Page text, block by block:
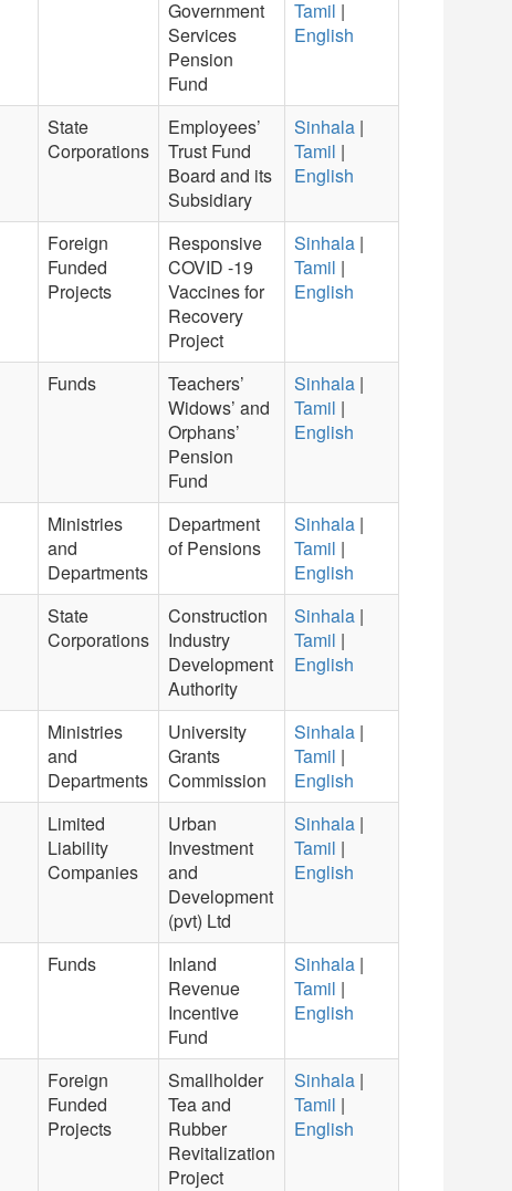
Government
Services
Pension
Fund
Tamil |
English
State
Corporations
Employees’
Trust Fund
Board and its
Subsidiary
Sinhala |
Tamil |
English
Foreign
Funded
Projects
Responsive
COVID -19
Vaccines for
Recovery
Project
Sinhala |
Tamil |
English
Funds
Teachers’
Widows’ and
Orphans’
Pension
Fund
Sinhala |
Tamil |
English
Ministries
and
Departments
Department
of Pensions
Sinhala |
Tamil |
English
State
Corporations
Construction
Industry
Development
Authority
Sinhala |
Tamil |
English
Ministries
and
Departments
University
Grants
Commission
Sinhala |
Tamil |
English
Limited
Liability
Companies
Urban
Investment
and
Development
(pvt) Ltd
Sinhala |
Tamil |
English
Funds
Inland
Revenue
Incentive
Fund
Sinhala |
Tamil |
English
Foreign
Funded
Projects
Smallholder
Tea and
Rubber
Revitalization
Project
Sinhala |
Tamil |
English